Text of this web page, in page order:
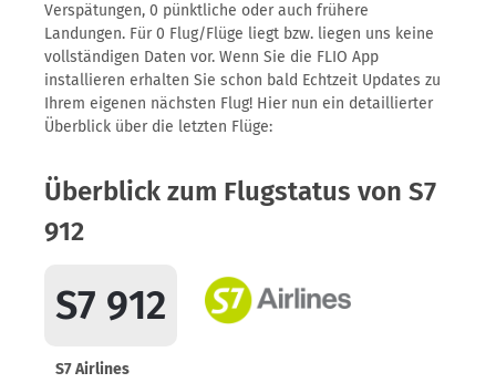
Verspätungen, 0 pünktliche oder auch frühere
Landungen. Für 0 Flug/Flüge liegt bzw. liegen uns keine
vollständigen Daten vor. Wenn Sie die FLIO App
installieren erhalten Sie schon bald Echtzeit Updates zu
Ihrem eigenen nächsten Flug! Hier nun ein detaillierter
Überblick über die letzten Flüge:
Überblick zum Flugstatus von S7
912
S7 912
S7 Airlines